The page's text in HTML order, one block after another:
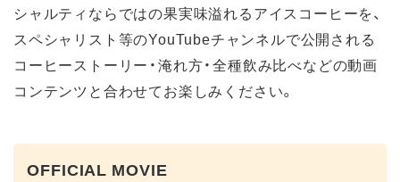
シャルティならではの果実味溢れるアイスコーヒーを、
スペシャリスト等のYouTubeチャンネルで公開される
コーヒーストーリー・淹れ方・全種飲み比べなどの動画
コンテンツと合わせてお楽しみください。
OFFICIAL MOVIE